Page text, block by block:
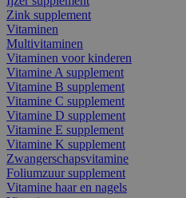
Zink supplement
Vitaminen
Multivitaminen
Vitaminen voor kinderen
Vitamine A supplement
Vitamine B supplement
Vitamine C supplement
Vitamine D supplement
Vitamine E supplement
Vitamine K supplement
Zwangerschapsvitamine
Foliumzuur supplement
Vitamine haar en nagels